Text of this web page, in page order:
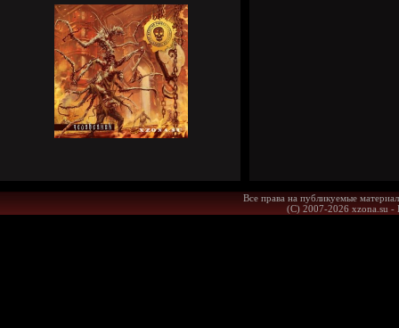
Все права на публикуемые
(С) 2007-2026 xzona.su -